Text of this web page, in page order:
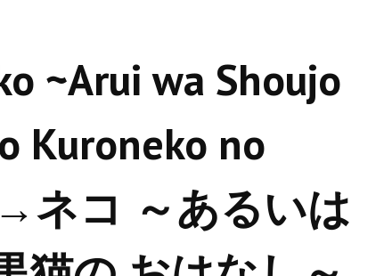
~Arui wa Shoujo
Kuroneko no
ネコ ～あるいは